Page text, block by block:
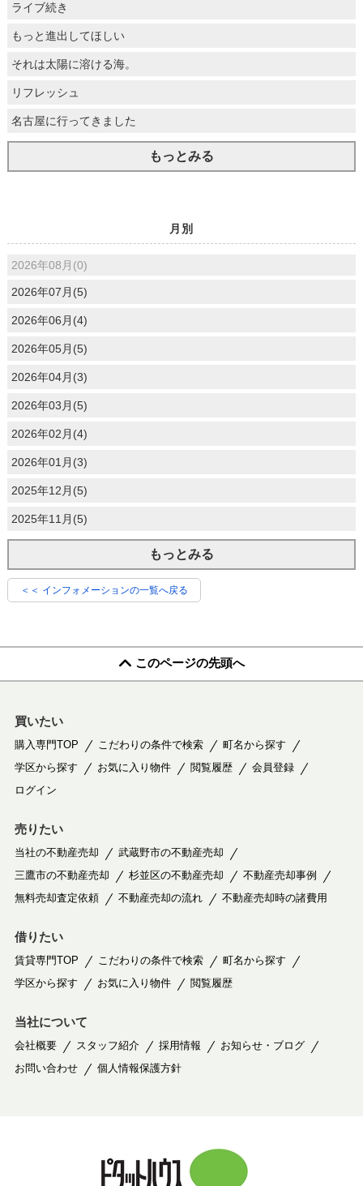
ライブ続き
もっと進出してほしい
それは太陽に溶ける海。
リフレッシュ
名古屋に行ってきました
もっとみる
月別
2026年08月(0)
2026年07月(5)
2026年06月(4)
2026年05月(5)
2026年04月(3)
2026年03月(5)
2026年02月(4)
2026年01月(3)
2025年12月(5)
2025年11月(5)
もっとみる
＜＜ インフォメーションの一覧へ戻る
このページの先頭へ
買いたい
購入専門TOP こだわりの条件で検索
町名から探す
学区から探す
お気に入り物件 閲覧履歴
会員登録
ログイン
売りたい
当社の不動産売却
武蔵野市の不動産売却
三鷹市の不動産売却
杉並区の不動産売却
不動産売却事例
無料売却査定依頼
不動産売却の流れ 不動産売却時の諸費用
借りたい
賃貸専門TOP こだわりの条件で検索
町名から探す
学区から探す
お気に入り物件 閲覧履歴
当社について
会社概要 スタッフ紹介 採用情報
お知らせ・ブログ
お問い合わせ
個人情報保護方針